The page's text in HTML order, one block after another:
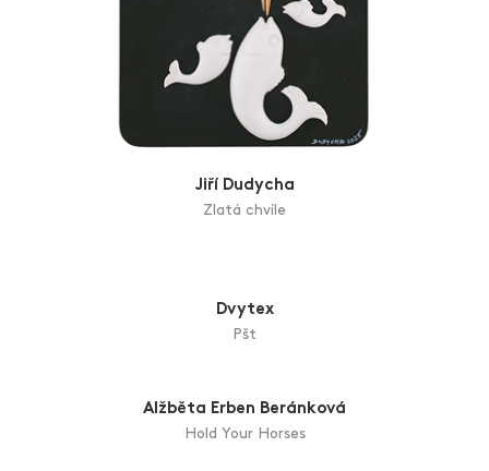
Bylo nebylo po 19.
Dagmar Dudová
Sluníčko, sluníčko, popojdi…